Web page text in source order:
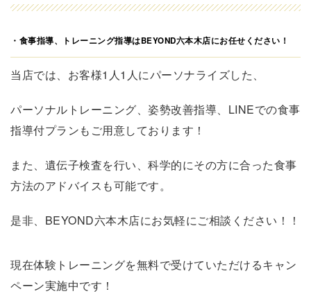
・食事指導、トレーニング指導はBEYOND六本木店にお任せください！
当店では、お客様1人1人にパーソナライズした、
パーソナルトレーニング、姿勢改善指導、LINEでの食事
指導付プランもご用意しております！
また、遺伝子検査を行い、科学的にその方に合った食事
方法のアドバイスも可能です。
是非、BEYOND六本木店にお気軽にご相談ください！！
現在体験トレーニングを無料で受けていただけるキャン
ペーン実施中です！